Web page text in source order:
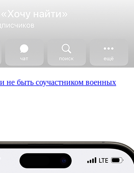
не быть соучастником военных